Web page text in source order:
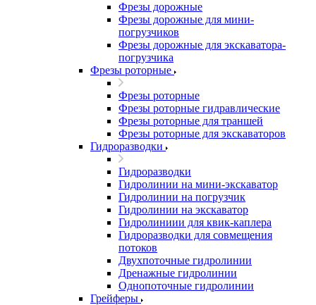
Фрезы дорожные
Фрезы дорожные для мини-
погрузчиков
Фрезы дорожные для экскаватора-
погрузчика
Фрезы роторные
Фрезы роторные
Фрезы роторные гидравлические
Фрезы роторные для траншей
Фрезы роторные для экскаваторов
Гидроразводки
Гидроразводки
Гидролинии на мини-экскаватор
Гидролинии на погрузчик
Гидролинии на экскаватор
Гидролиниии для квик-каплера
Гидроразводки для совмещения
потоков
Двухпоточные гидролинии
Дренажные гидролинии
Однопоточные гидролинии
Грейферы